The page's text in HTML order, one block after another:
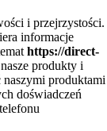
i przejrzystości.
informacje
https://direct-
produkty i
naszymi produktami
doświadczeń